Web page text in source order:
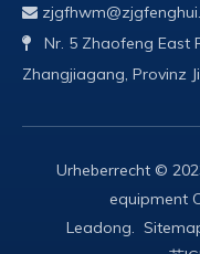


Nr. 5 Zhaofeng East
Zhangjiagang, Provinz
Urheberrecht ©
equipment
Leadong.